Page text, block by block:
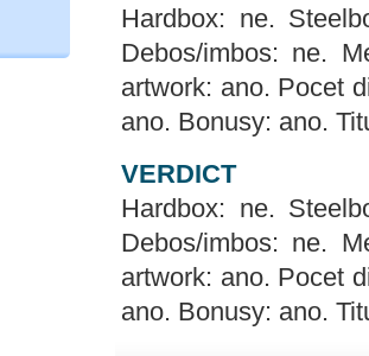
Hardbox: ne.
Debos/imbos: ne.
artwork: ano. Pocet
ano. Bonusy: ano.
VERDICT
Hardbox: ne.
Debos/imbos: ne.
artwork: ano. Pocet
ano. Bonusy: ano.